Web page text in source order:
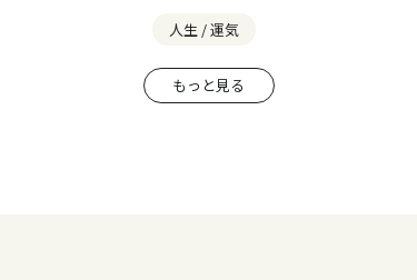
人生 / 運気
もっと見る